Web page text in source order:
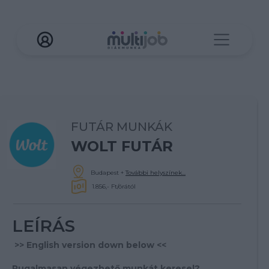
FUTÁR MUNKÁK
WOLT FUTÁR
Budapest + További helyszínek...
1.856,- Ft/órától
LEÍRÁS
>> English version down below <<